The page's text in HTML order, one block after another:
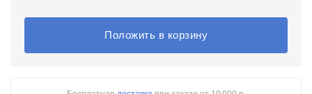
Положить в корзину